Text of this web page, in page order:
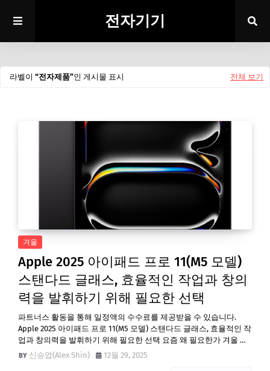
전자기기
라벨이 전자제품 인 게시물 표시 전체 보기
겨울
Apple 2025 아이패드 프로 11(M5 모델)
스탠다드 글래스, 효율적인 작업과 창의
력을 발휘하기 위해 필요한 선택
파트너스 활동을 통해 일정액의 수수료를 제공받을 수 있습니다.
Apple 2025 아이패드 프로 11(M5 모델) 스탠다드 글래스, 효율적인 작
업과 창의력을 발휘하기 위해 필요한 선택 요즘 왜 필요한가 겨울 …
신승엽(Alex Shin)
12월 29, 2025